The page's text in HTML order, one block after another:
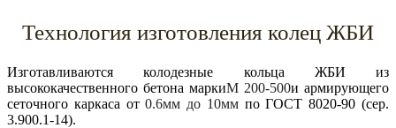
Технология изготовления колец ЖБИ
Изготавливаются колодезные кольца ЖБИ из
высококачественного бетона маркиМ 200-500и армирующего
сеточного каркаса от0.6мм до 10ммпоГОСТ 8020-90(сер.
3.900.1-14).